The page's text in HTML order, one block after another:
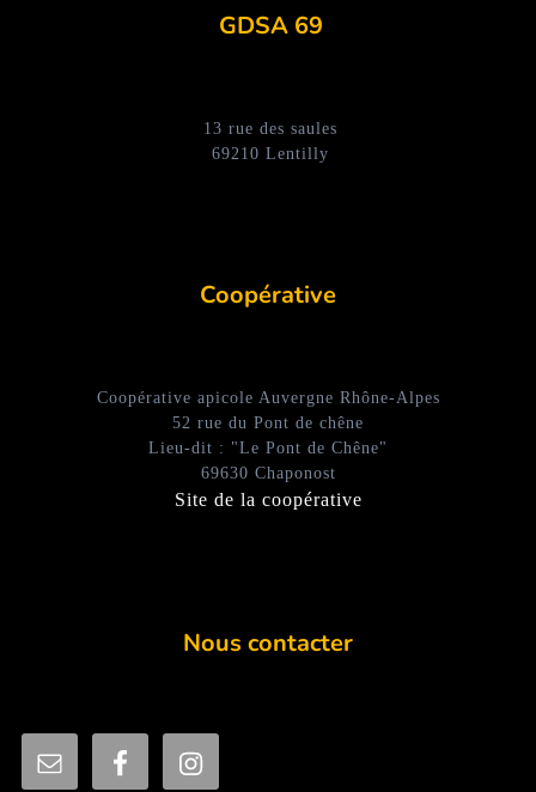
GDSA 69
13 rue des saules
69210 Lentilly
Coopérative
Coopérative apicole Auvergne Rhône-Alpes
52 rue du Pont de chêne
Lieu-dit : "Le Pont de Chêne"
69630 Chaponost
Site de la coopérative
Nous contacter